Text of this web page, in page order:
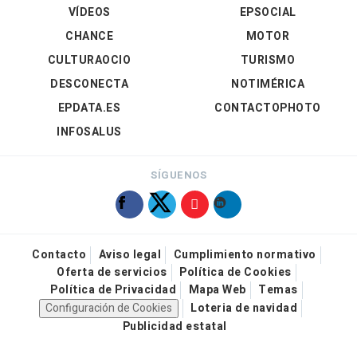
VÍDEOS
EPSOCIAL
CHANCE
CULTURAOCIO
DESCONECTA
EPDATA.ES
INFOSALUS
MOTOR
TURISMO
NOTIMÉRICA
CONTACTOPHOTO
SÍGUENOS
Contacto Aviso legal
Cumplimiento normativo
Oferta de servicios
Política de Cookies
Política de Privacidad
Mapa Web
Temas
Configuración de Cookies
Loteria de navidad
Publicidad estatal